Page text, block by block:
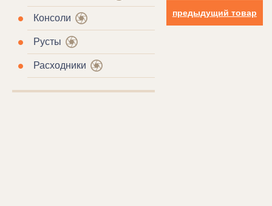
Консоли
Русты
Расходники
предыдущий товар